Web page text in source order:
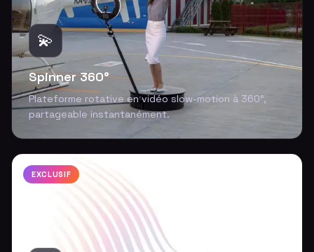
💫
Spinner 360°
Plateforme rotative en vidéo slow-motion à 360°,
partageable instantanément.
EXCLUSIF